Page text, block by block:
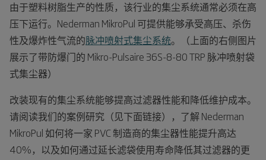
由于塑料树脂生产的性质，该行业的集尘系统通常必须在高
压下运行。Nederman MikroPul 可提供能够承受高压、杀伤
性及爆炸性气流的脉冲喷射式集尘系统。（上面的右侧图片
展示了带防爆门的 Mikro-Pulsaire 36S-8-80 TRP 脉冲喷射袋
式集尘器）
改装现有的集尘系统能够提高过滤器性能和降低维护成本。
请阅读我们的案例研究（见下面链接），了解 Nederman
MikroPul 如何将一家 PVC 制造商的集尘器性能提升高达
40%，以及如何通过延长滤袋使用寿命降低其过滤器的更